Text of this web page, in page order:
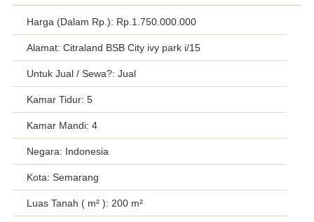
Harga (Dalam Rp.): Rp.1.750.000.000
Alamat: Citraland BSB City ivy park i/15
Untuk Jual / Sewa?: Jual
Kamar Tidur: 5
Kamar Mandi: 4
Negara: Indonesia
Kota: Semarang
Luas Tanah ( m² ): 200 m²